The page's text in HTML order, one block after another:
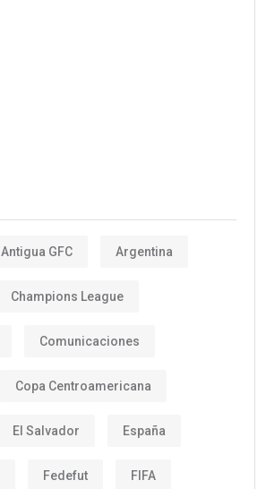
Antigua GFC Argentina
Champions League
Comunicaciones
Copa Centroamericana
El Salvador España
Fedefut FIFA